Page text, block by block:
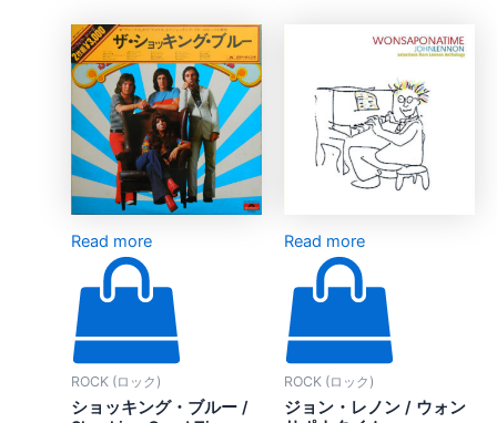
Read more
ROCK (ロック)
ショッキング・ブルー /
Read more
ROCK (ロック)
ジョン・レノン ‎/ ウォン